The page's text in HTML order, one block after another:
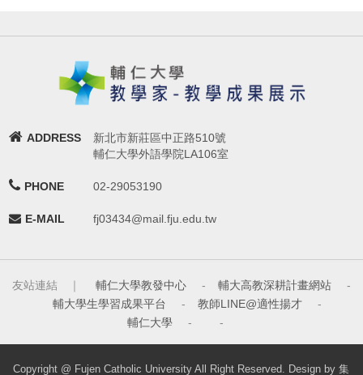
ADDRESS
新北市新莊區中正路510號
輔仁大學外語學院LA106室
PHONE 02-29053190
E-MAIL fj03434@mail.fju.edu.tw
友站連結 ｜ 輔仁大學教發中心 - 輔大高教深耕計畫網站
-
輔大學生學習成果平台
- 教師LINE@適性揚才
-
輔仁大學
- -
Copyright @ Fujen Catholic University All Right Reserved. Design by 集